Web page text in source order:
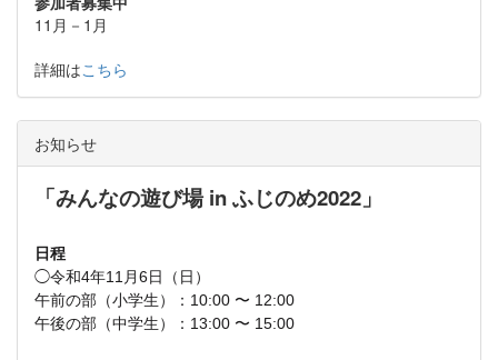
11月－1月
詳細はこちら
お知らせ
「みんなの遊び場inふじのめ2022 」
日程
◯令和4年11月6日（日）
午前の部（小学生）：10:00 〜 12:00
午後の部（中学生）：13:00 〜 15:00